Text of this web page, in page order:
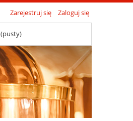
Zarejestruj się Zaloguj się
(pusty)